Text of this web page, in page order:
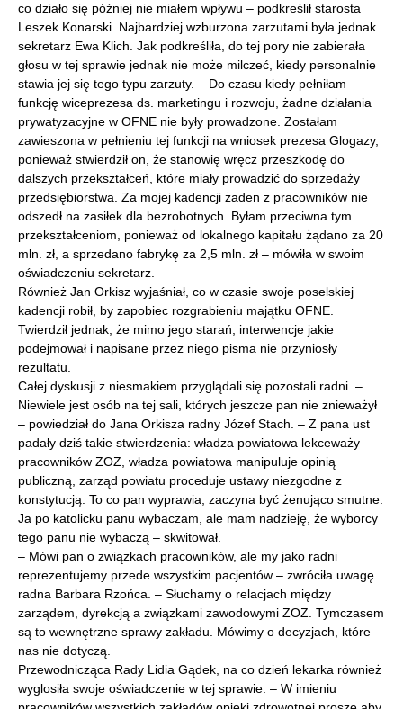
co działo się później nie miałem wpływu – podkreślił starosta
Leszek Konarski. Najbardziej wzburzona zarzutami była jednak
sekretarz Ewa Klich. Jak podkreśliła, do tej pory nie zabierała
głosu w tej sprawie jednak nie może milczeć, kiedy personalnie
stawia jej się tego typu zarzuty. – Do czasu kiedy pełniłam
funkcję wiceprezesa ds. marketingu i rozwoju, żadne działania
prywatyzacyjne w OFNE nie były prowadzone. Zostałam
zawieszona w pełnieniu tej funkcji na wniosek prezesa Glogazy,
ponieważ stwierdził on, że stanowię wręcz przeszkodę do
dalszych przekształceń, które miały prowadzić do sprzedaży
przedsiębiorstwa. Za mojej kadencji żaden z pracowników nie
odszedł na zasiłek dla bezrobotnych. Byłam przeciwna tym
przekształceniom, ponieważ od lokalnego kapitału żądano za 20
mln. zł, a sprzedano fabrykę za 2,5 mln. zł – mówiła w swoim
oświadczeniu sekretarz.
Również Jan Orkisz wyjaśniał, co w czasie swoje poselskiej
kadencji robił, by zapobiec rozgrabieniu majątku OFNE.
Twierdził jednak, że mimo jego starań, interwencje jakie
podejmował i napisane przez niego pisma nie przyniosły
rezultatu.
Całej dyskusji z niesmakiem przyglądali się pozostali radni. –
Niewiele jest osób na tej sali, których jeszcze pan nie znieważył
– powiedział do Jana Orkisza radny Józef Stach. – Z pana ust
padały dziś takie stwierdzenia: władza powiatowa lekceważy
pracowników ZOZ, władza powiatowa manipuluje opinią
publiczną, zarząd powiatu proceduje ustawy niezgodne z
konstytucją. To co pan wyprawia, zaczyna być żenująco smutne.
Ja po katolicku panu wybaczam, ale mam nadzieję, że wyborcy
tego panu nie wybaczą – skwitował.
– Mówi pan o związkach pracowników, ale my jako radni
reprezentujemy przede wszystkim pacjentów – zwróciła uwagę
radna Barbara Rzońca. – Słuchamy o relacjach między
zarządem, dyrekcją a związkami zawodowymi ZOZ. Tymczasem
są to wewnętrzne sprawy zakładu. Mówimy o decyzjach, które
nas nie dotyczą.
Przewodnicząca Rady Lidia Gądek, na co dzień lekarka również
wyglosiła swoje oświadczenie w tej sprawie. – W imieniu